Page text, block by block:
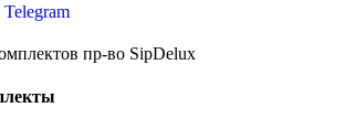
Telegram
пр-во SipDelux